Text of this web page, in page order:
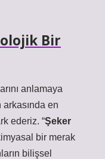
Bir
anlamaya
arkasında en
ederiz. “Şeker
bir merak
bilişsel